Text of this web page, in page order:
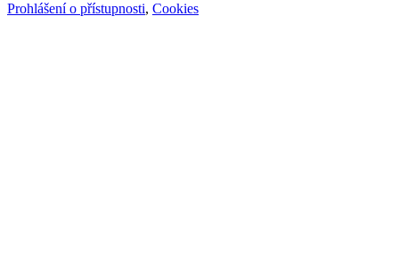
Prohlášení o přístupnosti, Cookies